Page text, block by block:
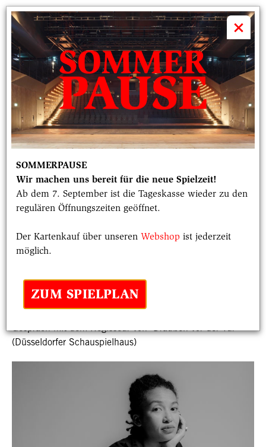
×
SOMMERPAUSE
Wir machen uns bereit für die neue Spielzeit!
Ab dem 7. September ist die Tageskasse wieder zu den
regulären Öffnungszeiten geöffnet.
Der Kartenkauf über unseren Webshop ist jederzeit
möglich.
ZUM SPIELPLAN
 volkstheater
"Es ist immer dieser Kampf
gegen die Zeit."
(Düsseldorfer Schauspielhaus)